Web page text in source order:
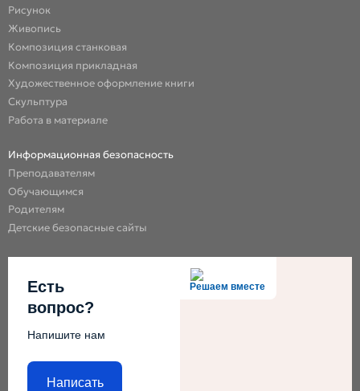
Рисунок
Живопись
Композиция станковая
Композиция прикладная
Художественное оформление книги
Скульптура
Работа в материале
Информационная безопасность
Преподавателям
Обучающимся
Родителям
Детские безопасные сайты
Решаем вместе
Есть
вопрос?
Напишите нам
Написать